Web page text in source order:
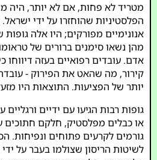
מטריד לא פחות, אם לא יותר, היה
הפלסטיניות שהוחזרו על ידי
אנונימיים מפורקים; היו אלה
מהן נשאו סימנים ברורים של
אדם. עובדים רפואיים בעזה דיווחו
קירור, מה שהאט את הפירוק -
יותר של הפציעות. התוצאות היו
גופות רבות הגיעו עם ידיים ורגליים
או כבלים מפלסטיק, חלקם חתוכים
גורמים לקרעים פתוחים ונפיחות.
לשיטות הריסון שצולמו בעבר על